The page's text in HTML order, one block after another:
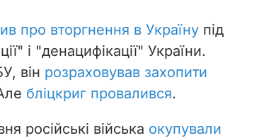
про вторгнення в Україну під
і "денацифікації" України.
він розраховував захопити
бліцкриг провалився.
російські війська окупували